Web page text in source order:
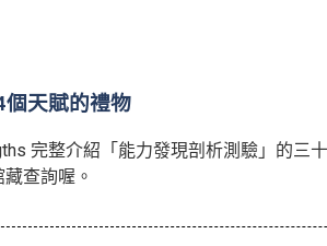
天賦的禮物
完整介紹「能力發現剖析測驗」的
查詢喔。